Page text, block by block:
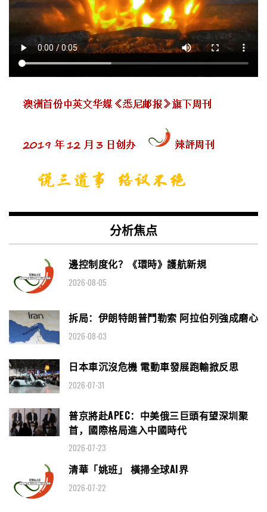
分析焦点
邊控制度化？《環時》護航新規
2026-08-05
拆局：伊朗特朗普鬥勒索 阿拉伯列強成磨心
2026-08-03
日本車沉沒危機 電動車發展跑輸掀反思
2026-07-31
普京將赴APEC：中美俄三巨頭有望深圳聚
首，國際格局進入中國時代
2026-07-23
清華「姚班」 橫掃全球AI界
2026-07-22